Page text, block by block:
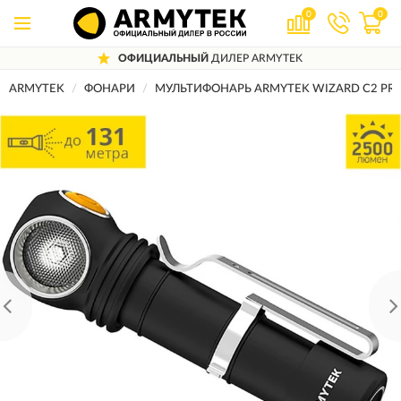
0 0
ОФИЦИАЛЬНЫЙДИЛЕР ARMYTEK
ARMYTEK ФОНАРИ МУЛЬТИФОНАРЬ ARMYTEK WIZARD C2